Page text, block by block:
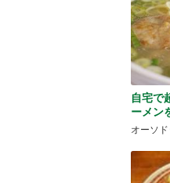
自宅で
ーメン
オーソ